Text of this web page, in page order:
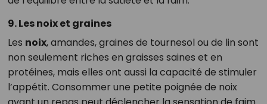
9. Les noix et graines
Les noix, amandes, graines de tournesol ou de lin sont
non seulement riches en graisses saines et en
protéines, mais elles ont aussi la capacité de stimuler
l’appétit. Consommer une petite poignée de noix